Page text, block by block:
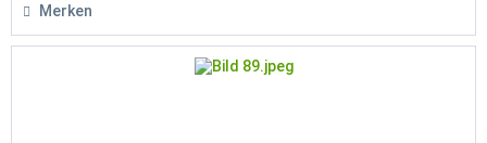
Merken